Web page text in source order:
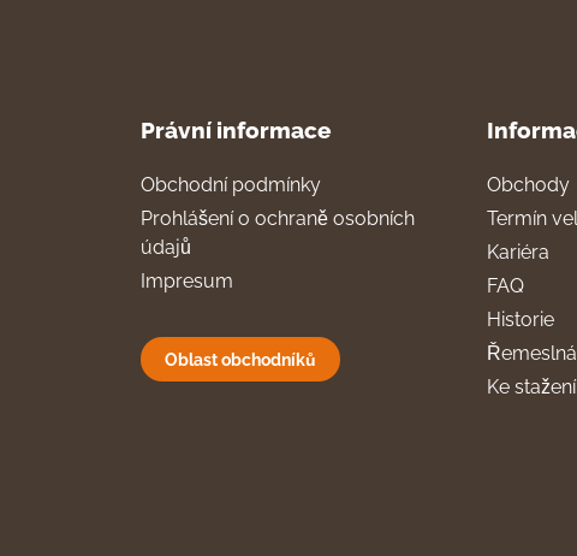
Právní informace
Obchodní podmínky
Prohlášení o ochraně osobních
údajů
Impresum
Oblast obchodníků
Obchody
Termín
Kariéra
FAQ
Historie
Ke stažení